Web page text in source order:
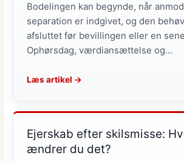
Bodelingen kan begynde, når
separation er indgivet, og den
afsluttet før bevillingen eller en
Ophørsdag, værdiansættelse og...
Læs artikel →
Ejerskab efter skilsmisse:
ændrer du det?